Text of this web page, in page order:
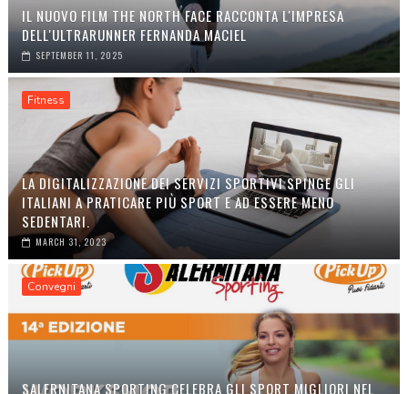
IL NUOVO FILM THE NORTH FACE RACCONTA L'IMPRESA
DELL'ULTRARUNNER FERNANDA MACIEL
SEPTEMBER 11, 2025
Fitness
LA DIGITALIZZAZIONE DEI SERVIZI SPORTIVI SPINGE GLI
ITALIANI A PRATICARE PIÙ SPORT E AD ESSERE MENO
SEDENTARI.
MARCH 31, 2023
Convegni
SALERNITANA SPORTING CELEBRA GLI SPORT MIGLIORI NEL